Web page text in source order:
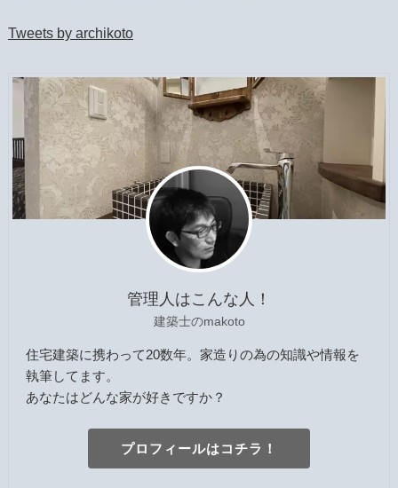
Tweets by archikoto
管理人はこんな人！
建築士のmakoto
住宅建築に携わって20数年。家造りの為の知識や情報を
執筆してます。
あなたはどんな家が好きですか？
プロフィールはコチラ！